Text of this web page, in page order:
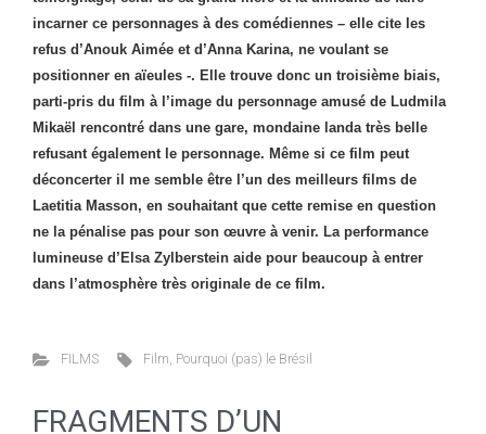
incarner ce personnages à des comédiennes – elle cite les
refus d’Anouk Aimée et d’Anna Karina, ne voulant se
positionner en aïeules -. Elle trouve donc un troisième biais,
parti-pris du film à l’image du personnage amusé de Ludmila
Mikaël rencontré dans une gare, mondaine landa très belle
refusant également le personnage. Même si ce film peut
déconcerter il me semble être l’un des meilleurs films de
Laetitia Masson, en souhaitant que cette remise en question
ne la pénalise pas pour son œuvre à venir. La performance
lumineuse d’Elsa Zylberstein aide pour beaucoup à entrer
dans l’atmosphère très originale de ce film.
FILMS Film, Pourquoi (pas) le Brésil
FRAGMENTS D’UN